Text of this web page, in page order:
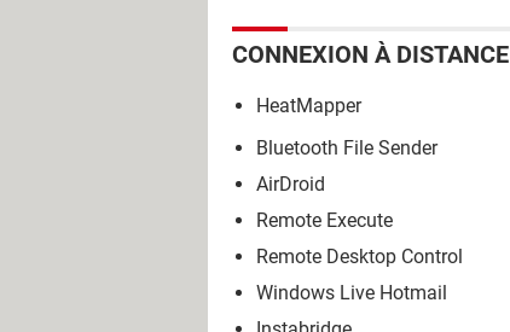
CONNEXION À DISTANCE
HeatMapper
Bluetooth File Sender
AirDroid
Remote Execute
Remote Desktop Control
Windows Live Hotmail